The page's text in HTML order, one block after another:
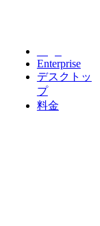
Enterprise
デスクトッ
プ
料金